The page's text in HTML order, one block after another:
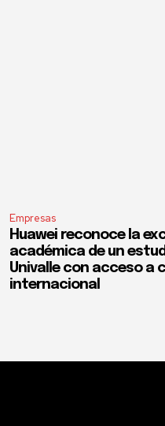
Empresas
Huawei reconoce la
académica de un
Univalle con acceso a
internacional